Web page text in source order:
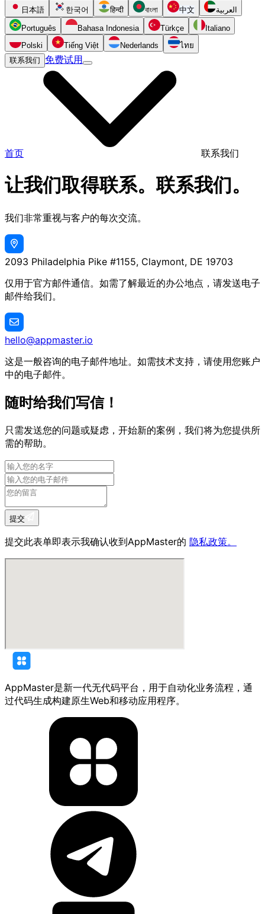
日本語
한국어 हिन्दी বাংলা 中文 العربية
Português Bahasa Indonesia Türkçe
Italiano
Polski
Tiếng Việt Nederlands
ไทย
联系我们
免费试用
首页 联系我们
让我们取得联系。联系我们。
我们非常重视与客户的每次交流。
2093 Philadelphia Pike #1155, Claymont, DE 19703
仅用于官方邮件通信。如需了解最近的办公地点，请发送电子
邮件给我们。
hello@appmaster.io
这是一般咨询的电子邮件地址。如需技术支持，请使用您账户
中的电子邮件。
随时给我们写信！
只需发送您的问题或疑虑，开始新的案例，我们将为您提供所
需的帮助。
提交
提交此表单即表示我确认收到AppMaster的 隐私政策。
AppMaster是新一代无代码平台，用于自动化业务流程，通
过代码生成构建原生Web和移动应用程序。